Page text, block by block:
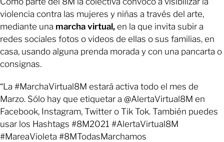
violencia contra las mujeres y niñas a través del arte,
mediante una marcha virtual, en la que invita subir a
redes sociales fotos o videos de ellas o sus familias, en
casa, usando alguna prenda morada y con una pancarta o
consignas.
“La #MarchaVirtual8M estará activa todo el mes de
Marzo. Sólo hay que etiquetar a @AlertaVirtual8M en
Facebook, Instagram, Twitter o Tik Tok. También puedes
usar los Hashtags #8M2021 #AlertaVirtual8M
#MareaVioleta #8MTodasMarchamos